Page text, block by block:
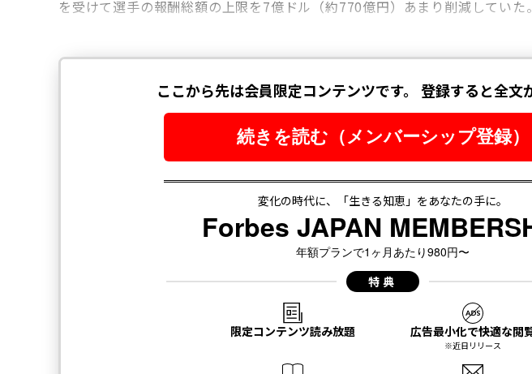
を受けて選手の報酬総額の上限を7億ドル（約770億円）あまり削減していた。